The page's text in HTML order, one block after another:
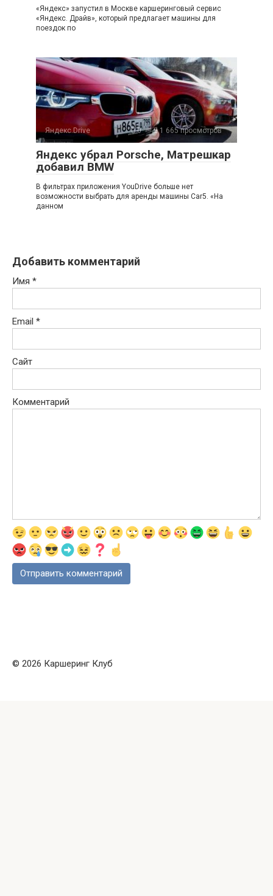
«Яндекс» запустил в Москве каршеринговый сервис
«Яндекс. Драйв», который предлагает машины для
поездок по
Яндекс.Drive 0 1 665 просмотров
Яндекс убрал Porsche, Матрешкар
добавил BMW
В фильтрах приложения YouDrive больше нет
возможности выбрать для аренды машины Car5. «На
данном
Добавить комментарий
Имя *
Email *
Сайт
Комментарий
© 2026 Каршеринг Клуб